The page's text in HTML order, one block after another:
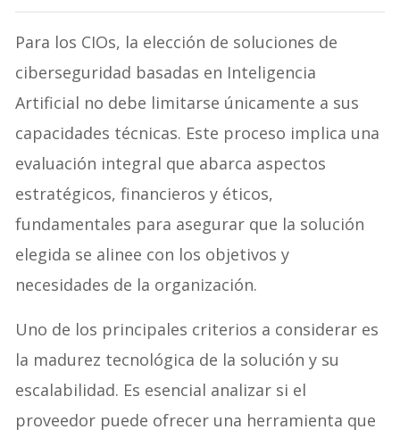
Para los CIOs, la elección de soluciones de
ciberseguridad basadas en Inteligencia
Artificial no debe limitarse únicamente a sus
capacidades técnicas. Este proceso implica una
evaluación integral que abarca aspectos
estratégicos, financieros y éticos,
fundamentales para asegurar que la solución
elegida se alinee con los objetivos y
necesidades de la organización.
Uno de los principales criterios a considerar es
la madurez tecnológica de la solución y su
escalabilidad. Es esencial analizar si el
proveedor puede ofrecer una herramienta que